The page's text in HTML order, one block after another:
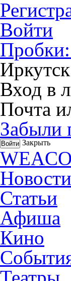
Войти
Пробки:
Иркутск
Вход в
Почта
Забыли
Закрыть
Новости
Статьи
Афиша
Кино